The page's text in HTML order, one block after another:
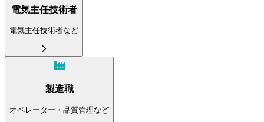
電気主任技術者
電気主任技術者など
製造職
オペレーター・品質管理など